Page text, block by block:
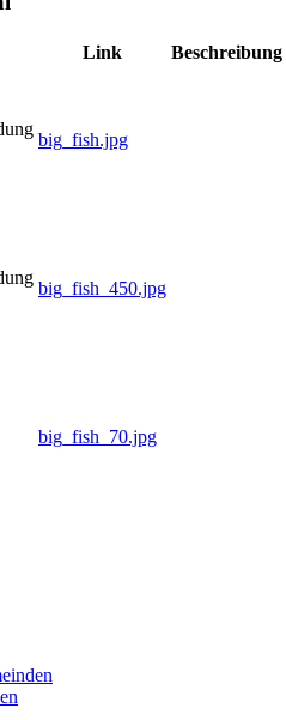
Link Beschreibung
big_fish.jpg
big_fish_450.jpg
big_fish_70.jpg